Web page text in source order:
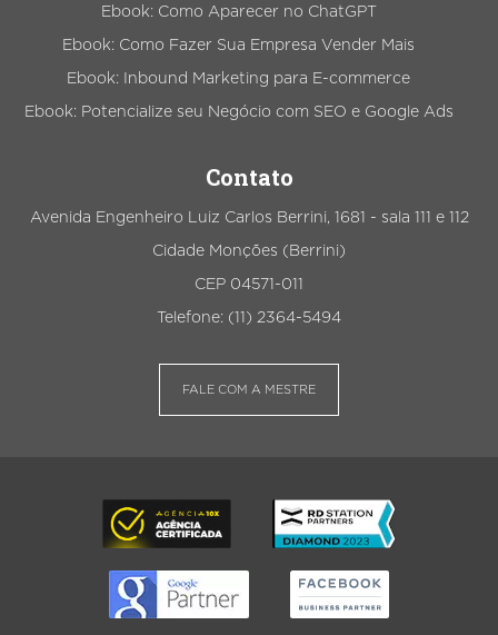
Ebook: Como Aparecer no ChatGPT
Ebook: Como Fazer Sua Empresa Vender Mais
Ebook: Inbound Marketing para E-commerce
Ebook: Potencialize seu Negócio com SEO e Google Ads
Contato
Avenida Engenheiro Luiz Carlos Berrini, 1681 - sala 111 e 112
Cidade Monções (Berrini)
CEP 04571-011
Telefone: (11) 2364-5494
FALE COM A MESTRE